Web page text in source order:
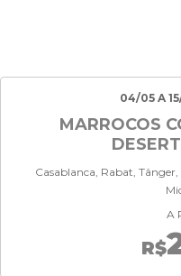
04/05 A
MARROCOS
Casablanca, Rabat,
A
R$